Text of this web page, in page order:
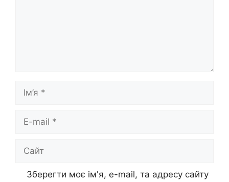
Ім’я
Сайт
Зберегти моє ім'я, e-mail, та адресу сайту